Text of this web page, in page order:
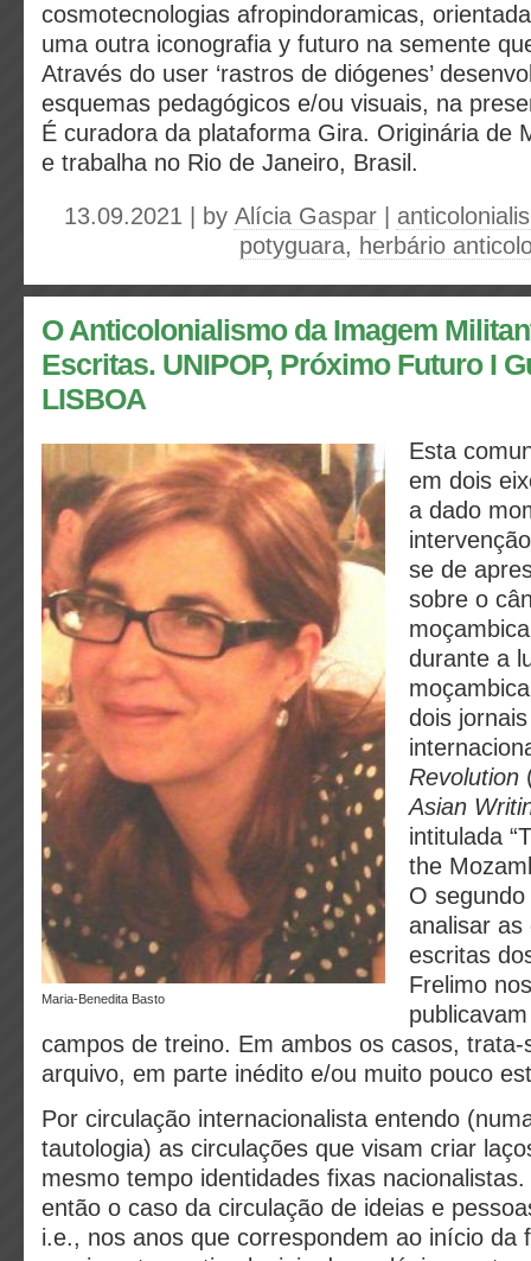
cosmotecnologias afropindoramicas,
uma outra iconografia y futuro na semente
Através do user ‘rastros de diógenes’
esquemas pedagógicos e/ou visuais, na
É curadora da plataforma Gira. Originária de
e trabalha no Rio de Janeiro, Brasil.
13.09.2021 | by Alícia Gaspar
potyguara, herbário
O Anticolonialismo da Imagem
Escritas. UNIPOP, Próximo Futuro I
LISBOA
Maria-Benedita Basto
Esta
em dois
a dado
se de
sobre o
durante a
dois
Revolution
Asian
intitulada
the
O
analisar as
escritas
Frelimo
campos de treino. Em ambos os casos,
arquivo, em parte inédito e/ou muito pouco
Por circulação internacionalista entendo
tautologia) as circulações que visam criar
mesmo tempo identidades fixas
então o caso da circulação de ideias e
i.e., nos anos que correspondem ao início da